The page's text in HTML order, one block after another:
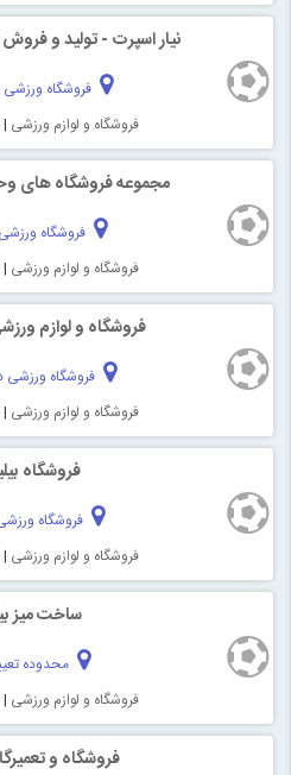
نیار اسپرت - تولید و فروش
فروشگاه ورزشی
فروشگاه و لوازم ورزشی |
مجموعه فروشگاه های
فروشگاه
فروشگاه و لوازم ورزشی |
فروشگاه و لوازم
فروشگاه ورزشی
فروشگاه و لوازم ورزشی |
فروشگاه
فروشگاه
فروشگاه و لوازم ورزشی |
ساخت میز
محدوده
فروشگاه و لوازم ورزشی |
فروشگاه و